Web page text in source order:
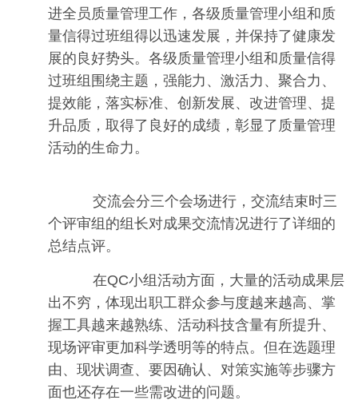
进全员质量管理工作，各级质量管理小组和质
量信得过班组得以迅速发展，并保持了健康发
展的良好势头。各级质量管理小组和质量信得
过班组围绕主题，强能力、激活力、聚合力、
提效能，落实标准、创新发展、改进管理、提
升品质，取得了良好的成绩，彰显了质量管理
活动的生命力。
交流会分三个会场进行，交流结束时三
个评审组的组长对成果交流情况进行了详细的
总结点评。
在QC小组活动方面，大量的活动成果层
出不穷，体现出职工群众参与度越来越高、掌
握工具越来越熟练、活动科技含量有所提升、
现场评审更加科学透明等的特点。但在选题理
由、现状调查、要因确认、对策实施等步骤方
面也还存在一些需改进的问题。